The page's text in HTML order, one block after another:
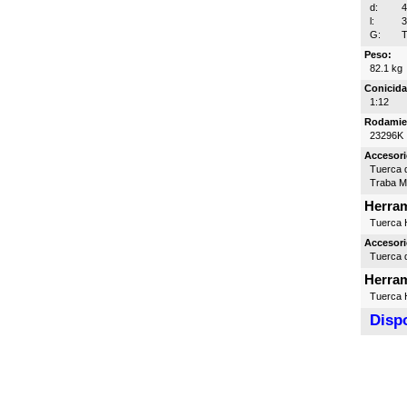
d:
l:
G:
Peso:
82.1 kg
1:12
23296K
Tuerca
Traba
Tuerca
Tuerca
Tuerca